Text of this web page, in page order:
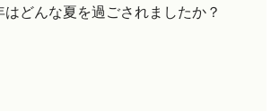
どんな夏を過ごされましたか？